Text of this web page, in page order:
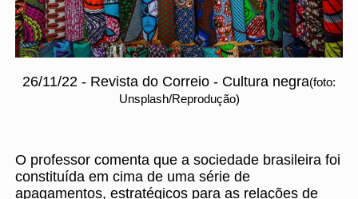
26/11/22 - Revista do Correio - Cultura negra(foto:
Unsplash/Reprodução)
O professor comenta que a sociedade brasileira foi
constituída em cima de uma série de
apagamentos, estratégicos para as relações de